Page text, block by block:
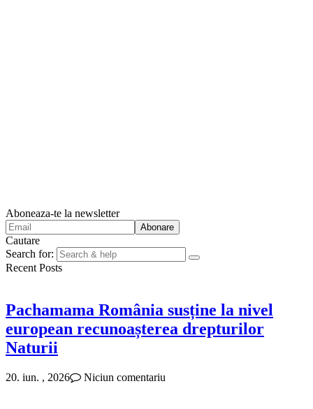
Aboneaza-te la newsletter
Cautare
Search for:
Recent Posts
Pachamama România susține la nivel
european recunoașterea drepturilor
Naturii
20. iun. , 2026 Niciun comentariu